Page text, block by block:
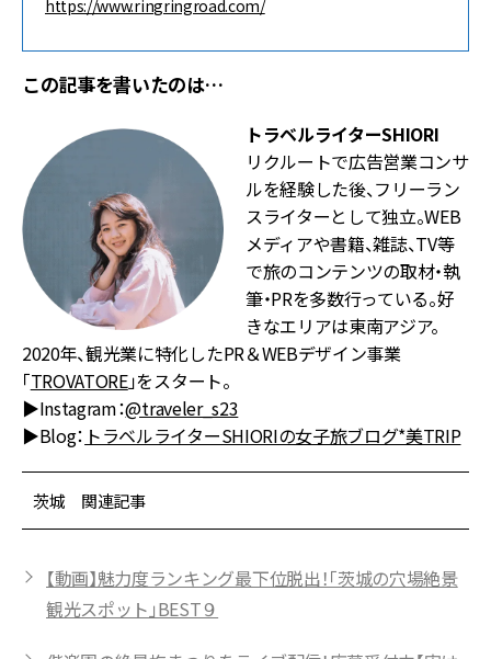
https://www.ringringroad.com/
この記事を書いたのは…
トラベルライターSHIORI
リクルートで広告営業コンサ
ルを経験した後、フリーラン
スライターとして独立。WEB
メディアや書籍、雑誌、TV等
で旅のコンテンツの取材・執
筆・PRを多数行っている。好
きなエリアは東南アジア。
2020年、観光業に特化したPR＆WEBデザイン事業
「TROVATORE」をスタート。
▶︎Instagram：@traveler_s23
▶︎Blog： トラベルライターSHIORIの女子旅ブログ*美TRIP
茨城 関連記事
【動画】魅力度ランキング最下位脱出！「茨城の穴場絶景
観光スポット」BEST９